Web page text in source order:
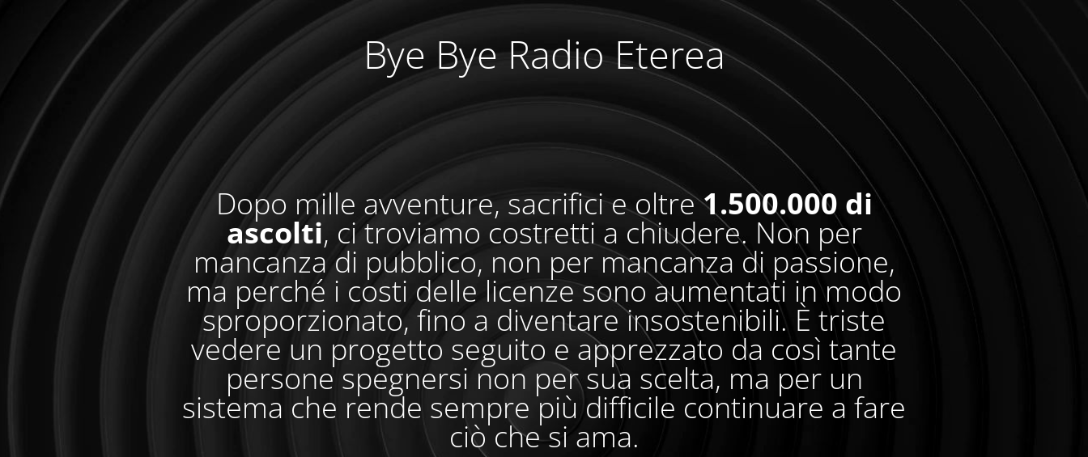
Bye Bye Radio Eterea
Dopo mille avventure, sacrifici e oltre1.500.000 di
ascolti, ci troviamo costretti a chiudere. Non per
mancanza di pubblico, non per mancanza di passione,
ma perché i costi delle licenze sono aumentati in modo
sproporzionato, fino a diventare insostenibili. È triste
vedere un progetto seguito e apprezzato da così tante
persone spegnersi non per sua scelta, ma per un
sistema che rende sempre più difficile continuare a fare
ciò che si ama.